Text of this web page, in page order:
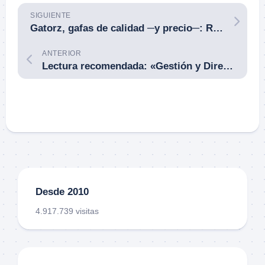
SIGUIENTE
Gatorz, gafas de calidad ─y precio─: Rig para diario y Blastshield B2 MILSPEC Ballistic fotocromáticas para el campo de tiro, por ejemplo.
ANTERIOR
Lectura recomendada: «Gestión y Dirección de la Seguridad: Principios Básicos», por Jorge Tierno Rey.
Desde 2010
4.917.739 visitas